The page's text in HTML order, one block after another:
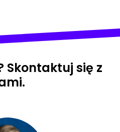
Skontaktuj się z